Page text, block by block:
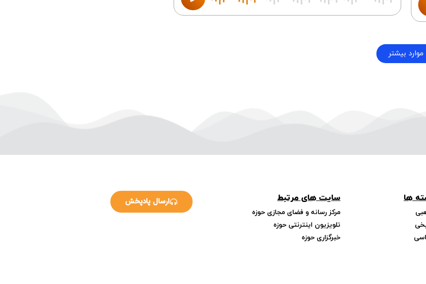
موارد بیشتر
ها سایت های مرتبط
مرکز رسانه و فضای مجازی حوزه
تلویزیون اینترنتی حوزه
خبرگزاری حوزه
ارسال پادپخش